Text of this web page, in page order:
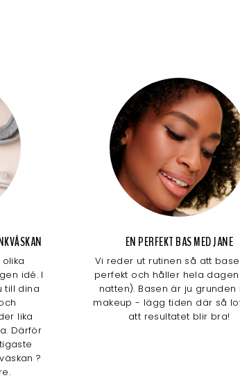
idé. I
till dina
lika
Därför
?
EN PERFEKT BAS MED JANE
Vi reder ut rutinen så att
perfekt och håller hela
natten). Basen är ju grunden
makeup - lägg tiden där så
att resultatet blir bra!